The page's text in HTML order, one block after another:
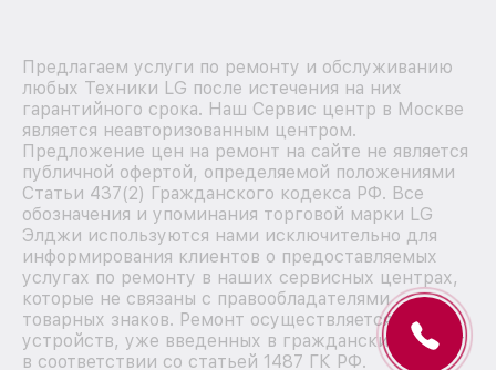
Предлагаем услуги по ремонту и обслуживанию
любых Техники LG после истечения на них
гарантийного срока. Наш Сервис центр в Москве
является неавторизованным центром.
Предложение цен на ремонт на сайте не является
публичной офертой, определяемой положениями
Статьи 437(2) Гражданского кодекса РФ. Все
обозначения и упоминания торговой марки LG
Элджи используются нами исключительно для
информирования клиентов о предоставляемых
услугах по ремонту в наших сервисных центрах,
которые не связаны с правообладателями
товарных знаков. Ремонт осуществляется для
устройств, уже введенных в гражданский оборот
в соответствии со статьей 1487 ГК РФ.